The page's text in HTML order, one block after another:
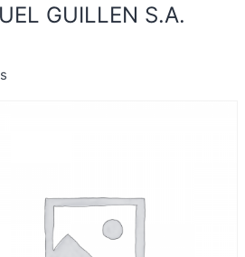
GUILLEN S.A.